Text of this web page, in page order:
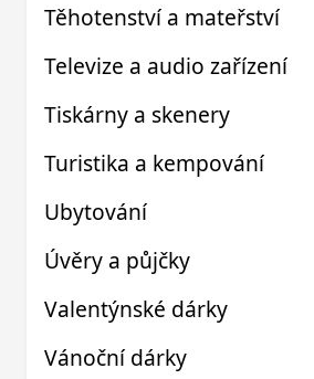
Těhotenství a mateřství
Televize a audio zařízení
Tiskárny a skenery
Turistika a kempování
Ubytování
Úvěry a půjčky
Valentýnské dárky
Vánoční dárky